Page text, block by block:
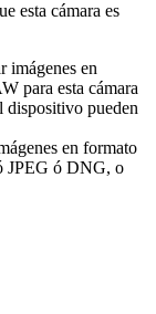
esta cámara es
imágenes en
para esta cámara
dispositivo pueden
en formato
JPEG ó DNG, o